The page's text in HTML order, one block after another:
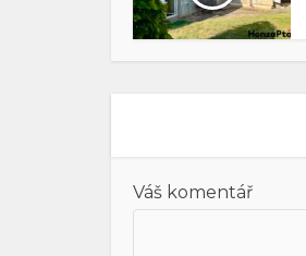
Váš komentář